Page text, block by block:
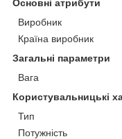
Основні атрибути
Виробник
Країна виробник
Загальні параметри
Вага
Користувальницькі
Тип
Потужність